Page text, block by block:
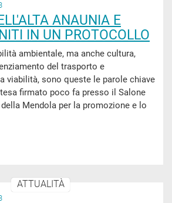
ANAUNIA E
IN UN PROTOCOLLO
ambientale, ma anche cultura,
del trasporto e
viabilità, sono queste le parole chiave
firmato poco fa presso il Salone
Mendola per la promozione e lo
ATTUALITÀ